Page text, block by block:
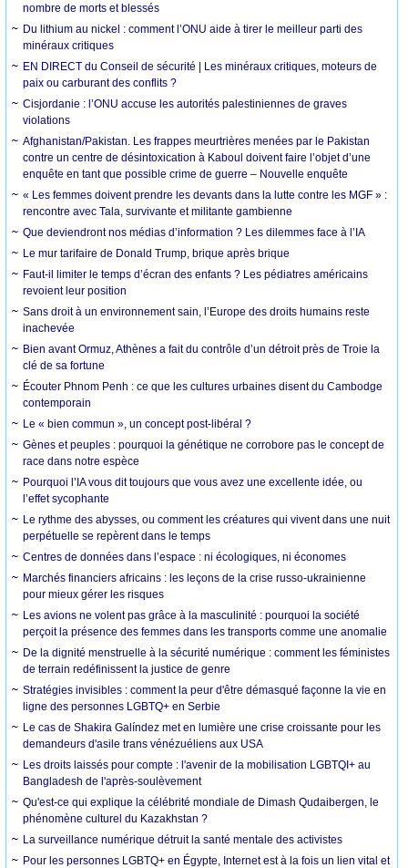
nombre de morts et blessés
Du lithium au nickel : comment l’ONU aide à tirer le meilleur parti des
minéraux critiques
EN DIRECT du Conseil de sécurité | Les minéraux critiques, moteurs de
paix ou carburant des conflits ?
Cisjordanie : l’ONU accuse les autorités palestiniennes de graves
violations
Afghanistan/Pakistan. Les frappes meurtrières menées par le Pakistan
contre un centre de désintoxication à Kaboul doivent faire l’objet d’une
enquête en tant que possible crime de guerre – Nouvelle enquête
« Les femmes doivent prendre les devants dans la lutte contre les MGF » :
rencontre avec Tala, survivante et militante gambienne
Que deviendront nos médias d’information ? Les dilemmes face à l’IA
Le mur tarifaire de Donald Trump, brique après brique
Faut-il limiter le temps d’écran des enfants ? Les pédiatres américains
revoient leur position
Sans droit à un environnement sain, l’Europe des droits humains reste
inachevée
Bien avant Ormuz, Athènes a fait du contrôle d’un détroit près de Troie la
clé de sa fortune
Écouter Phnom Penh : ce que les cultures urbaines disent du Cambodge
contemporain
Le « bien commun », un concept post-libéral ?
Gènes et peuples : pourquoi la génétique ne corrobore pas le concept de
race dans notre espèce
Pourquoi l’IA vous dit toujours que vous avez une excellente idée, ou
l’effet sycophante
Le rythme des abysses, ou comment les créatures qui vivent dans une nuit
perpétuelle se repèrent dans le temps
Centres de données dans l’espace : ni écologiques, ni économes
Marchés financiers africains : les leçons de la crise russo-ukrainienne
pour mieux gérer les risques
Les avions ne volent pas grâce à la masculinité : pourquoi la société
perçoit la présence des femmes dans les transports comme une anomalie
De la dignité menstruelle à la sécurité numérique : comment les féministes
de terrain redéfinissent la justice de genre
Stratégies invisibles : comment la peur d'être démasqué façonne la vie en
ligne des personnes LGBTQ+ en Serbie
Le cas de Shakira Galíndez met en lumière une crise croissante pour les
demandeurs d'asile trans vénézuéliens aux USA
Les droits laissés pour compte : l'avenir de la mobilisation LGBTQI+ au
Bangladesh de l'après-soulèvement
Qu'est-ce qui explique la célébrité mondiale de Dimash Qudaibergen, le
phénomène culturel du Kazakhstan ?
La surveillance numérique détruit la santé mentale des activistes
Pour les personnes LGBTQ+ en Égypte, Internet est à la fois un lien vital et